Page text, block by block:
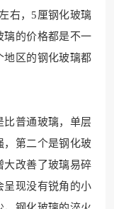
右，5厘钢化玻璃
璃的价格都是不一
地区的钢化玻璃都
比普通玻璃，单层
，第二个是钢化玻
大改善了玻璃易碎
呈现没有锐角的小